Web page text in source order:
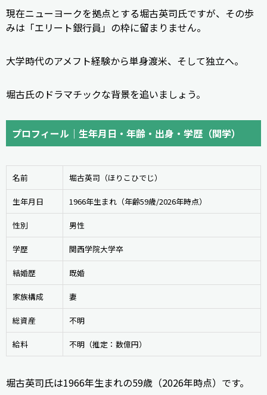
現在ニューヨークを拠点とする堀古英司氏ですが、その歩
みは「エリート銀行員」の枠に留まりません。
大学時代のアメフト経験から単身渡米、そして独立へ――。
堀古氏のドラマチックな背景を追いましょう。
プロフィール｜生年月日・年齢・出身・学歴（関学）
名前 堀古英司（ほりこひでじ）
生年月日 1966年生まれ（年齢59歳/2026年時点）
性別 男性
学歴 関西学院大学卒
結婚歴 既婚
家族構成 妻
総資産 不明
給料 不明（推定：数億円）
堀古英司氏は1966年生まれの59歳（2026年時点）です。